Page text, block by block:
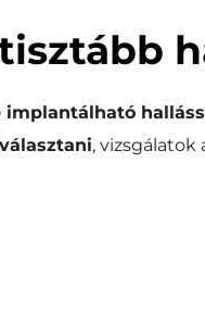
implantálható
, vizsgálatok